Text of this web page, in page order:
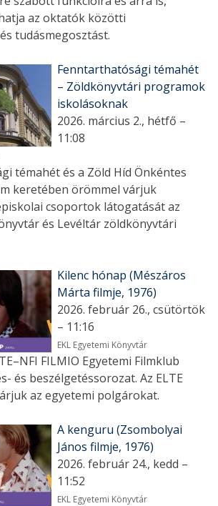
az oktatók közötti
tudásmegosztást.
Fenntarthatósági témahét
– Zöldkönyvtári programok
iskolásoknak
2026. március 2., hétfő –
11:08
témahét és a Zöld Híd Önkéntes
keretében örömmel várjuk
csoportok látogatását az
és Levéltár zöldkönyvtári
Kilenc hónap (Mészáros
Márta filmje, 1976)
2026. február 26., csütörtök
– 11:16
EKL Egyetemi Könyvtár
FILMIO Egyetemi Filmklub
és beszélgetéssorozat. Az ELTE
az egyetemi polgárokat.
A kenguru (Zsombolyai
János filmje, 1976)
2026. február 24., kedd –
11:52
EKL Egyetemi Könyvtár